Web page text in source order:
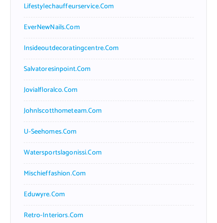
Lifestylechauffeurservice.com
EverNewNails.com
Insideoutdecoratingcentre.com
Salvatoresinpoint.com
Jovialfloralco.com
Johnlscotthometeam.com
U-Seehomes.com
Watersportslagonissi.com
Mischieffashion.com
Eduwyre.com
Retro-Interiors.com